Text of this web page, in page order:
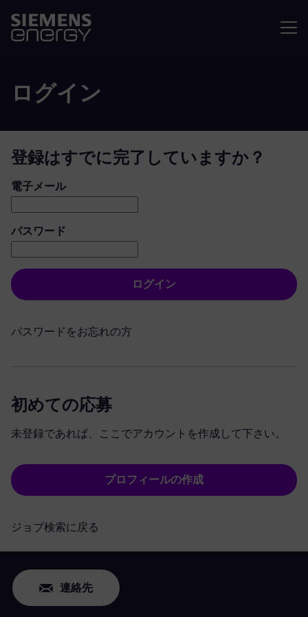
ログイン
登録はすでに完了していますか？
ログイン：ユーザーとパスワード
電子メール
パスワード
ログイン
パスワードをお忘れの方
初めての応募
未登録であれば、ここでアカウントを作成して下さい。
プロフィールの作成
ジョブ検索に戻る
連絡先